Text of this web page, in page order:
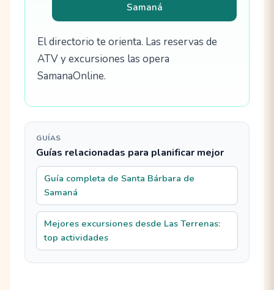
Samaná
El directorio te orienta. Las reservas de
ATV y excursiones las opera
SamanaOnline.
GUÍAS
Guías relacionadas para planificar mejor
Guía completa de Santa Bárbara de
Samaná
Mejores excursiones desde Las Terrenas:
top actividades